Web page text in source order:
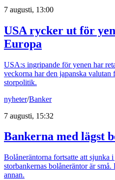
7 augusti, 13:00
USA rycker ut för
Europa
USA:s ingripande för yenen har
veckorna har den japanska
storpolitik.
nyheter/Banker
7 augusti, 15:32
Bankerna med lägst
Bolåneräntorna fortsatte att sjunka
storbankernas bolåneräntor är
annan.